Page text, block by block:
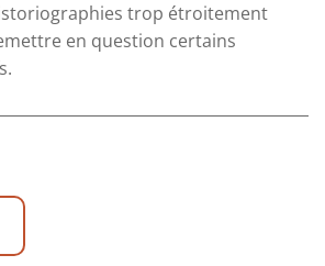
trop étroitement
en question certains